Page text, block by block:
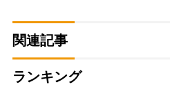
関連記事
ランキング